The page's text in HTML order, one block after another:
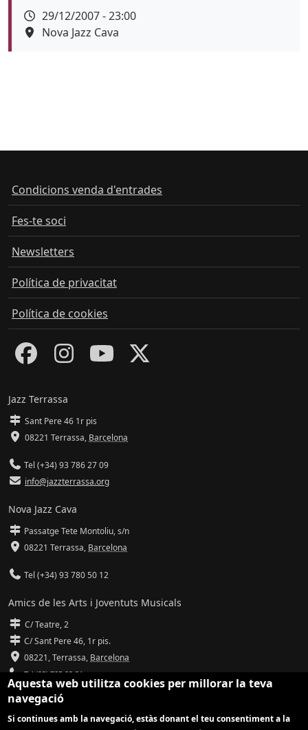
Data
29/12/2007 - 23:00
Espai
Nova Jazz Cava
Condicions venda d'entrades
Fes-te soci
Newsletters
Política de privacitat
Política de cookies
Jazz Terrassa
Sant Pere 46 1r pis
08221 Terrassa, Barcelona
Tel (+34) 93 786 27 09
info@jazzterrassa.org
Nova Jazz Cava
Passatge Tete Montoliu, s/n
08221 Terrassa, Barcelona
Tel (+34) 93 780 50 12
Amics de les Arts i Joventuts Musicals
C/ Teatre, 2
C/ Sant Pere 46, 1r pis.
08221,Terrassa, Barcelona
Tel (93) 785 92 31
info@amicsdelesarts-jjmm.cat
Aquesta web utilitza cookies per millorar la teva
navegació
Si continues amb la navegació, estàs donant el teu consentiment a la